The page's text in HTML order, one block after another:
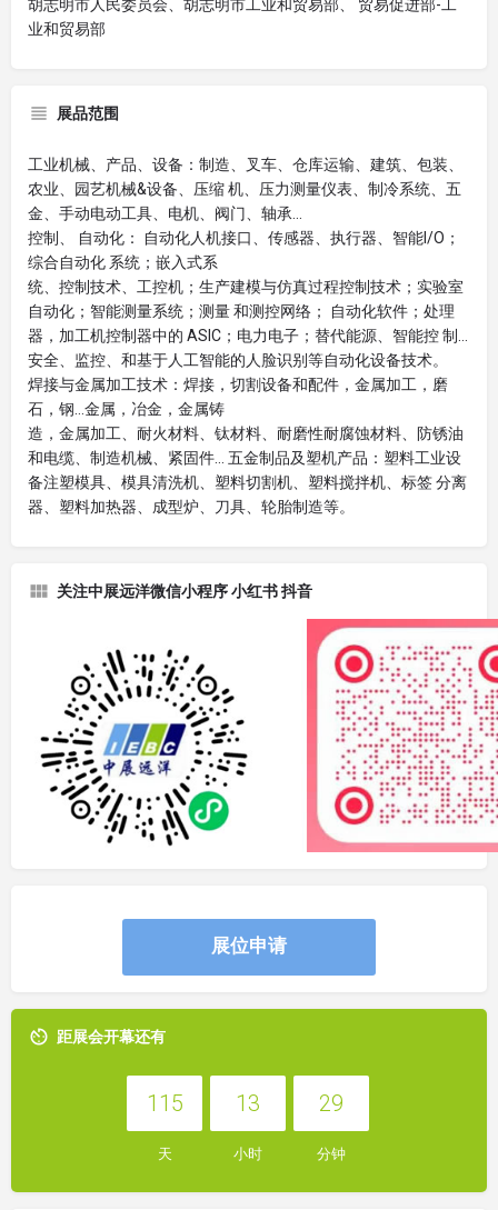
胡志明市人民委员会、胡志明市工业和贸易部、 贸易促进部-工
业和贸易部
展品范围
工业机械、产品、设备：制造、叉车、仓库运输、建筑、包装、
农业、园艺机械&设备、压缩 机、压力测量仪表、制冷系统、五
金、手动电动工具、电机、阀门、轴承…
控制、 自动化： 自动化人机接口、传感器、执行器、智能I/O；
综合自动化 系统；嵌入式系
统、控制技术、工控机；生产建模与仿真过程控制技术；实验室
自动化；智能测量系统；测量 和测控网络； 自动化软件；处理
器，加工机控制器中的 ASIC；电力电子；替代能源、智能控 制…
安全、监控、和基于人工智能的人脸识别等自动化设备技术。
焊接与金属加工技术：焊接，切割设备和配件，金属加工，磨
石，钢…金属，冶金，金属铸
造，金属加工、耐火材料、钛材料、耐磨性耐腐蚀材料、防锈油
和电缆、制造机械、紧固件… 五金制品及塑机产品：塑料工业设
备注塑模具、模具清洗机、塑料切割机、塑料搅拌机、标签 分离
器、塑料加热器、成型炉、刀具、轮胎制造等。
关注中展远洋微信小程序 小红书 抖音
展位申请
距展会开幕还有
115
天
13
小时
29
分钟